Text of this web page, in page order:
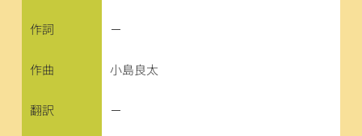
作詞 －
作曲 小島良太
翻訳 －